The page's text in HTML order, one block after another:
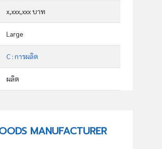
x,xxx,xxx บาท
Large
C : การผลิต
ผลิต
MANUFACTURER